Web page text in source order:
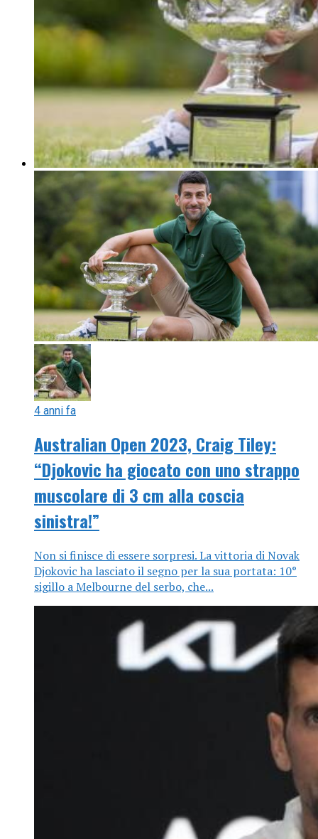
4 anni fa
Australian Open 2023, Craig Tiley:
“Djokovic ha giocato con uno strappo
muscolare di 3 cm alla coscia
sinistra!”
Non si finisce di essere sorpresi. La vittoria di Novak
Djokovic ha lasciato il segno per la sua portata: 10°
sigillo a Melbourne del serbo, che...